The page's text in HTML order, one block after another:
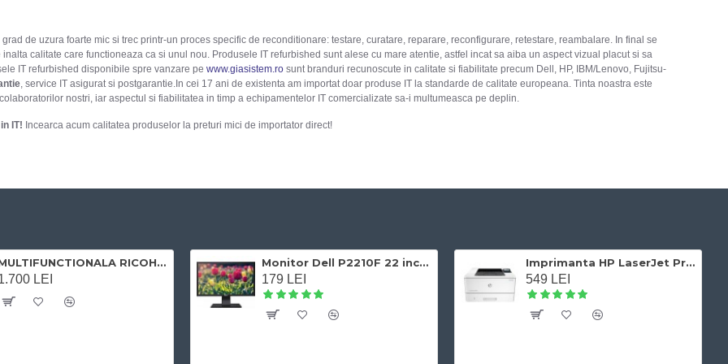
de uzura foarte mic si trec printr-un proces specific de reconditionare: testare, curatare, reparare, reconfigurare, retestare, reambalare. In final se
calitate care functioneaza ca si unul nou. Produsele IT refurbished sunt alese cu mare atentie, astfel incat sa aiba un aspect vizual placut si sa
IT refurbished disponibile spre vanzare pe www.giasistem.ro sunt branduri recunoscute in calitate si fiabilitate precum Dell, HP, IBM/Lenovo, Fujitsu-
, service IT asigurat si postgarantie.In cei 17 ani de existenta am importat doar produse IT la standarde de calitate europeana. Tinta noastra este
nostri, iar aspectul si fiabilitatea in timp a echipamentelor IT comercializate sa-i multumeasca pe deplin.
IT! Incearca acum calitatea produselor la preturi mici de importator direct!
MULTIFUNCTIONALA RICOH AFICIO MP C305SPF
LEI
Monitor Dell P2210F 22 inch LCD, 5 ms, DP, DVI-D, VGA
179 LEI
Imprimanta HP LaserJet Pro M402dn monocrom A4, Duplex, USB, Retea, 38 ppm
549 LEI